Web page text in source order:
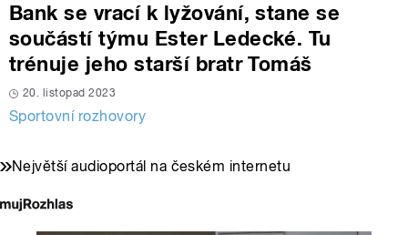
Bank se vrací k lyžování, stane se
součástí týmu Ester Ledecké. Tu
trénuje jeho starší bratr Tomáš
20. listopad 2023
Sportovní rozhovory
Největší audioportál na českém internetu